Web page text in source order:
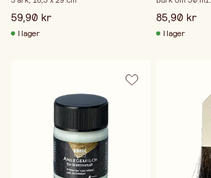
59,90 kr
I lager
85,90 kr
I lager